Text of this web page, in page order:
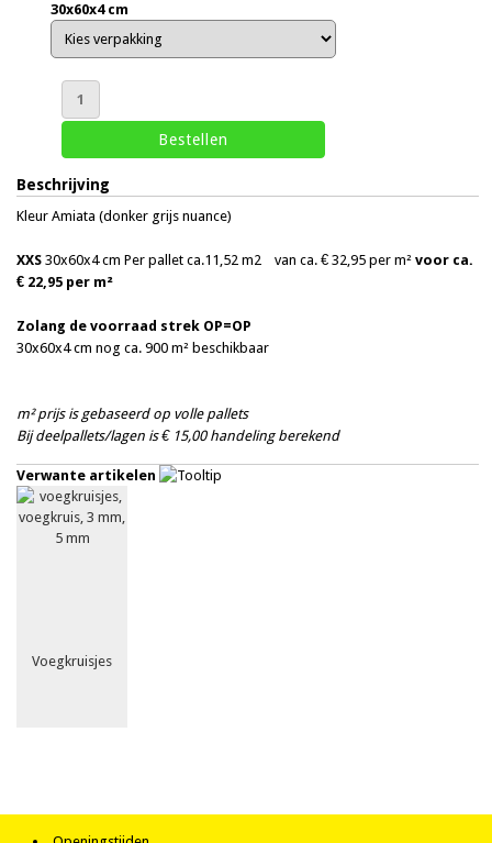
30x60x4 cm
Beschrijving
Kleur Amiata (donker grijs nuance)
XXS 30x60x4 cm Per pallet ca.11,52 m2 van ca. € 32,95 per m² voor ca.
€ 22,95 per m²
Zolang de voorraad strek OP=OP
30x60x4 cm nog ca. 900 m² beschikbaar
m² prijs is gebaseerd op volle pallets
Bij deelpallets/lagen is € 15,00 handeling berekend
Verwante artikelen
Voegkruisjes